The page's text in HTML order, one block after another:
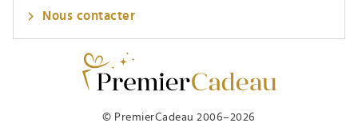
© PremierCadeau 2006–2026
Nous contacter